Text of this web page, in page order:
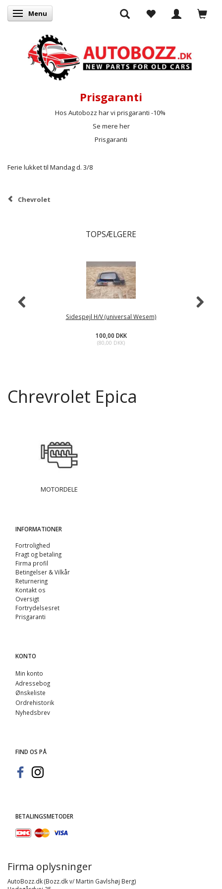
Skifte navigation
Menu
Prisgaranti
Hos Autobozz har vi prisgaranti -10%
Se mere her
Prisgaranti
Ferie lukket til Mandag d. 3/8
Chevrolet
TOPSÆLGERE
Sidespejl H/V (universal Wesem)
100,00 DKK
(80,00 DKK)
Chrevrolet Epica
MOTORDELE
INFORMATIONER
Fortrolighed
Fragt og betaling
Firma profil
Betingelser & Vilkår
Returnering
Kontakt os
Oversigt
Fortrydelsesret
Prisgaranti
KONTO
Min konto
Adressebog
Ønskeliste
Ordrehistorik
Nyhedsbrev
FIND OS PÅ
BETALINGSMETODER
Firma oplysninger
AutoBozz.dk (Bozz.dk v/ Martin Gavlshøj Berg)